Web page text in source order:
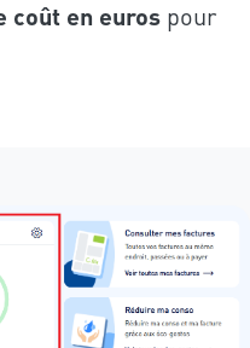
coût en euros pour